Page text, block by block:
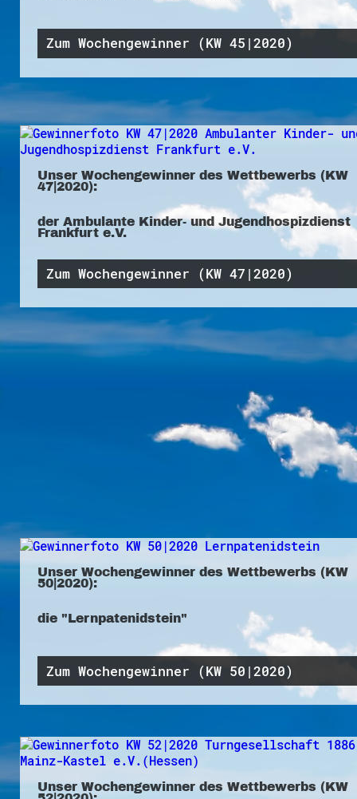
Zum Wochengewinner (KW 45|2020)
Unser Wochengewinner des Wettbewerbs (KW
47|2020):
der Ambulante Kinder- und Jugendhospizdienst
Frankfurt e.V.
Zum Wochengewinner (KW 47|2020)
Unser Wochengewinner des Wettbewerbs (KW
50|2020):
die "Lernpatenidstein"
Zum Wochengewinner (KW 50|2020)
Unser Wochengewinner des Wettbewerbs (KW